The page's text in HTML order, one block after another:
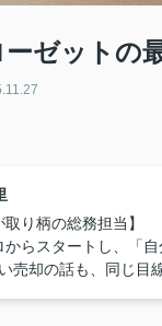
ゼットの
取り柄の総務担当】
からスタートし、「
売却の話も、同じ目